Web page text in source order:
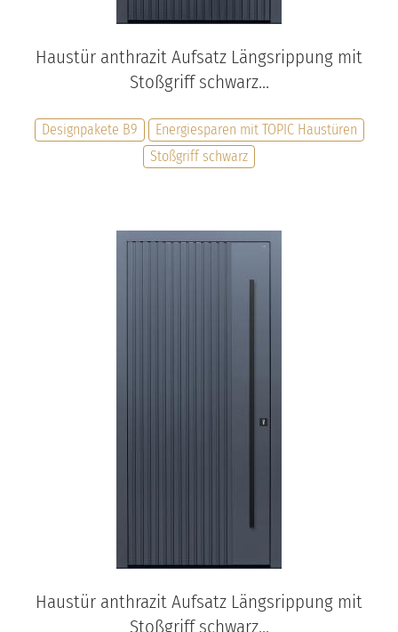
Haustür anthrazit Aufsatz Längsrippung mit
Stoßgriff schwarz...
Designpakete B9
Energiesparen mit TOPIC Haustüren
Stoßgriff schwarz
Haustür anthrazit Aufsatz Längsrippung mit
Stoßgriff schwarz...